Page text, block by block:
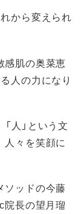
から変えられ
感肌の奥菜恵
人の力になり
人」という文
々を笑顔に
ソッドの今藤
長の望月瑠